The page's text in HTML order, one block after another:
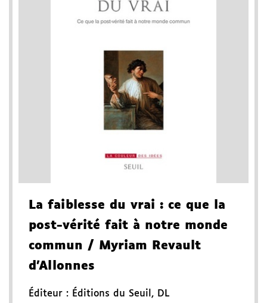
La faiblesse du vrai : ce que la
post-vérité fait à notre monde
commun / Myriam Revault
d'Allonnes
Éditeur : Éditions du Seuil , DL